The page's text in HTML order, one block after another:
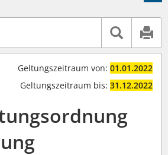
Geltungszeitraum von: 01.01.2022
Geltungszeitraum bis: 31.12.2022